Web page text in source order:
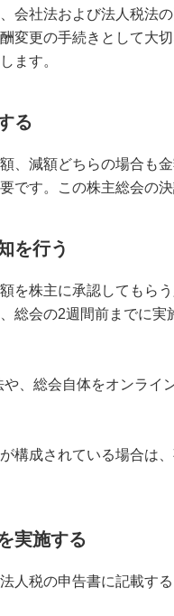
会社法および法人税法
変更の手続きとして大
ます。
る
、減額どちらの場合も
です。この株主総会の
を行う
を株主に承認してもら
総会の2週間前までに
、総会自体をオンラ
構成されている場合は
実施する
人税の申告書に記載す